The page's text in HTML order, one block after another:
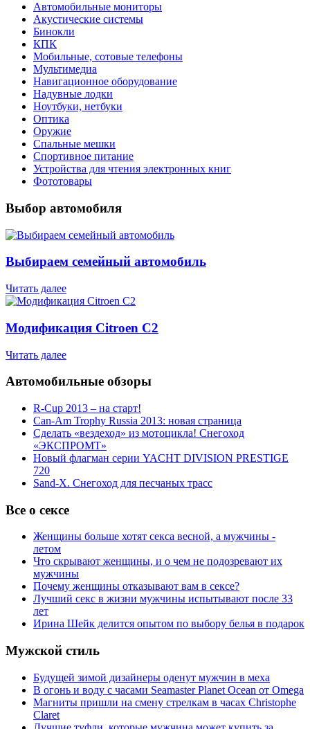
Автомобильные мониторы
Акустические системы
Бинокли
КПК
Мобильные, сотовые телефоны
Мультимедиа
Навигационное оборудование
Надувные лодки
Ноутбуки, нетбуки
Оптика
Оружие
Спальные мешки
Спортивное питание
Устройства для чтения электронных книг
Фототовары
Выбор автомобиля
Выбираем семейный автомобиль
Читать далее
Модификация Citroen С2
Читать далее
Автомобильные обзоры
R-Cup 2013 – на старт!
Can-Am Trophy Russia 2013: новая страница
Сделать «вездеход» из мотоцикла! Снегоход
«ЭКСПРОМТ»
Новый флагман серии YACHT DIVISION PRESTIGE
720
Sand-X. Снегоход для песчаных трасс
Все о сексе
Женщины больше хотят секса весной, а мужчины -
летом
Что скрывают женщины, и о чем не подозревают их
мужчины
Почему женщины отказывают вам в сексе?
Лучший секс в жизни мужчины испытывают после 33
лет
Ирина Шейк делится опытом по выбору белья в подарок
Мужской стиль
Будущей зимой дизайнеры оденут мужчин в меха
В огонь и воду с часами Seamaster Planet Ocean от Omega
Магниты пришли на смену стрелкам в часах Christophe
Claret